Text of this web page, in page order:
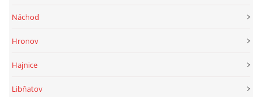
Náchod
Hronov
Hajnice
Libňatov